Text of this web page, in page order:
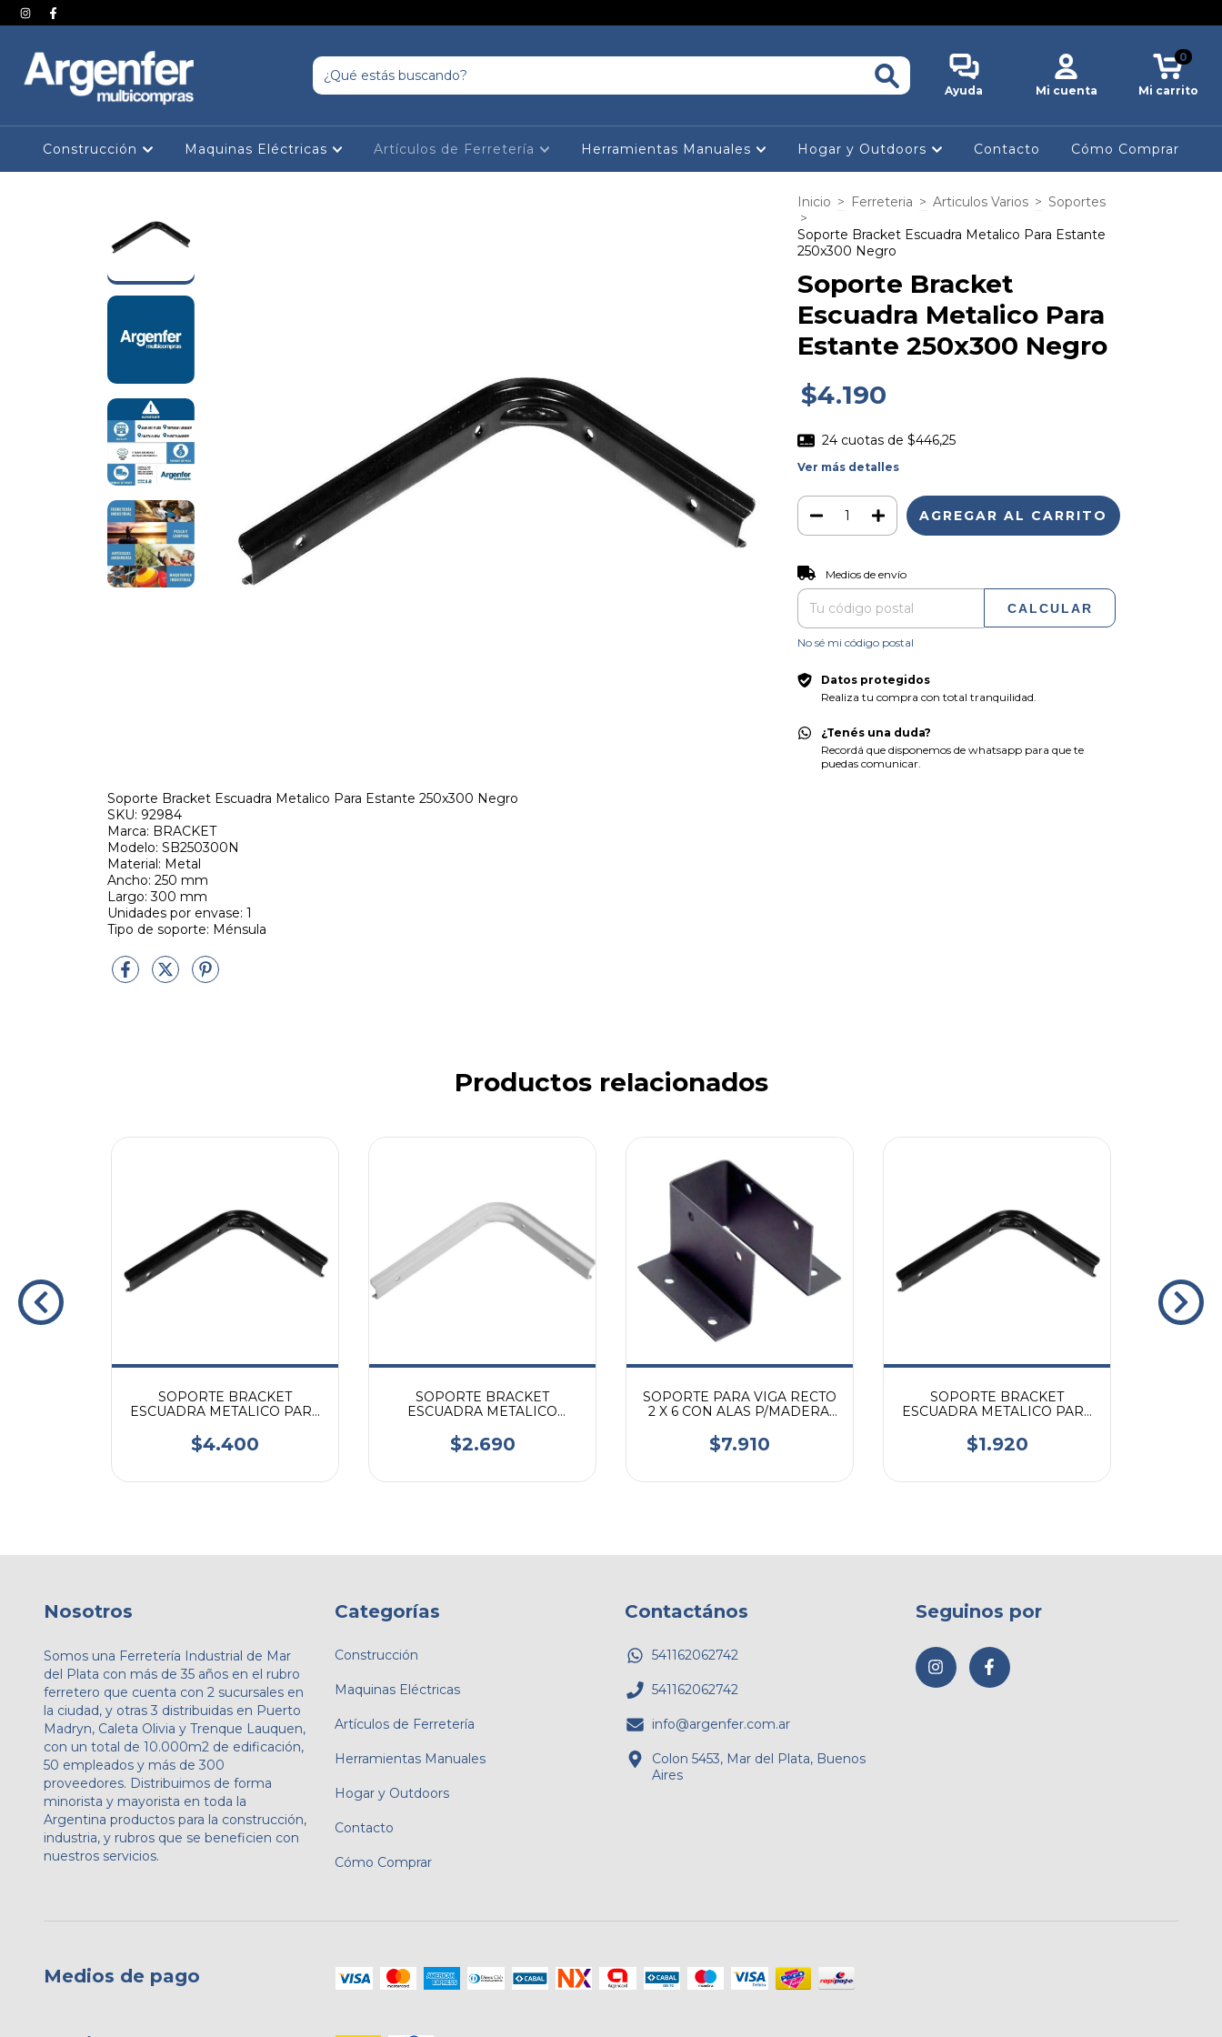
Ayuda Mi cuenta Mi carrito
0
Construcción Maquinas Eléctricas Artículos de Ferretería Herramientas Manuales Hogar y Outdoors Contacto Cómo Comprar
Soporte Bracket Escuadra Metalico Para Estante 250x300 Negro
SKU: 92984
Marca: BRACKET
Modelo: SB250300N
Material: Metal
Ancho: 250 mm
Largo: 300 mm
Unidades por envase: 1
Tipo de soporte: Ménsula
Inicio > Ferreteria > Articulos Varios > Soportes
>
Soporte Bracket Escuadra Metalico Para Estante
250x300 Negro
Soporte Bracket
Escuadra Metalico Para
Estante 250x300 Negro
$4.190
24 cuotas de $446,25
Ver más detalles
Entregas para el CP:
Medios de envío
CALCULAR
No sé mi código postal
Datos protegidos
Realiza tu compra con total tranquilidad.
¿Tenés una duda?
Recordá que disponemos de whatsapp para que te
puedas comunicar.
Productos relacionados
SOPORTE BRACKET
ESCUADRA METALICO PARA
$4.400
SOPORTE BRACKET
ESCUADRA METALICO
$2.690
SOPORTE PARA VIGA RECTO
2 X 6 CON ALAS P/MADERA,
$7.910
SOPORTE BRACKET
ESCUADRA METALICO PARA
$1.920
Nosotros
Somos una Ferretería Industrial de Mar
del Plata con más de 35 años en el rubro
ferretero que cuenta con 2 sucursales en
la ciudad, y otras 3 distribuidas en Puerto
Madryn, Caleta Olivia y Trenque Lauquen,
con un total de 10.000m2 de edificación,
50 empleados y más de 300
proveedores. Distribuimos de forma
minorista y mayorista en toda la
Argentina productos para la construcción,
industria, y rubros que se beneficien con
nuestros servicios.
Categorías
Construcción
Maquinas Eléctricas
Artículos de Ferretería
Herramientas Manuales
Hogar y Outdoors
Contacto
Cómo Comprar
Contactános
541162062742
541162062742
info@argenfer.com.ar
Colon 5453, Mar del Plata, Buenos
Aires
Seguinos por
Medios de pago